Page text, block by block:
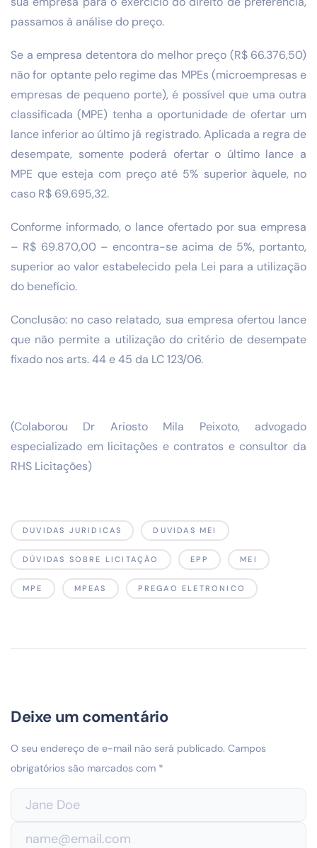
passamos à análise do preço.
Se a empresa detentora do melhor preço (R$ 66.376,50)
não for optante pelo regime das MPEs (microempresas e
empresas de pequeno porte), é possível que uma outra
classificada (MPE) tenha a oportunidade de ofertar um
lance inferior ao último já registrado. Aplicada a regra de
desempate, somente poderá ofertar o último lance a
MPE que esteja com preço até 5% superior àquele, no
caso R$ 69.695,32.
Conforme informado, o lance ofertado por sua empresa
– R$ 69.870,00 – encontra-se acima de 5%, portanto,
superior ao valor estabelecido pela Lei para a utilização
do benefício.
Conclusão: no caso relatado, sua empresa ofertou lance
que não permite a utilização do critério de desempate
fixado nos arts. 44 e 45 da LC 123/06.
(Colaborou Dr Ariosto Mila Peixoto, advogado
especializado em licitações e contratos e consultor da
RHS Licitações)
DUVIDAS JURIDICAS DUVIDAS MEI
DÚVIDAS SOBRE LICITAÇÃO EPP MEI
MPE MPEAS PREGAO ELETRONICO
Deixe um comentário
O seu endereço de e-mail não será publicado. Campos
obrigatórios são marcados com *